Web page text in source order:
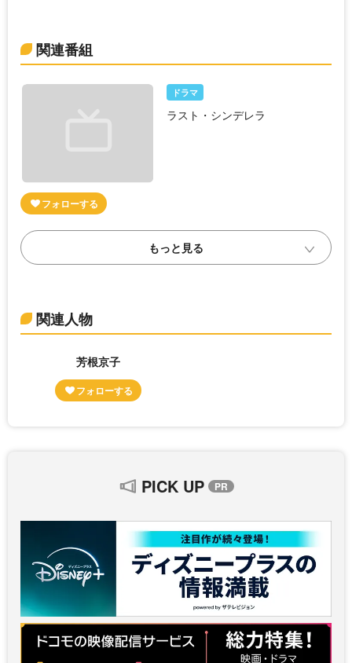
関連番組
ドラマ
ラスト・シンデレラ
関連人物
芳根京子
PICK UP